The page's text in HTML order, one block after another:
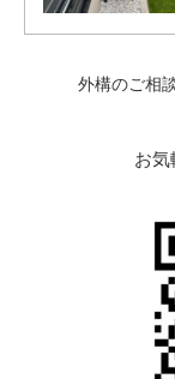
外構のご相
お気